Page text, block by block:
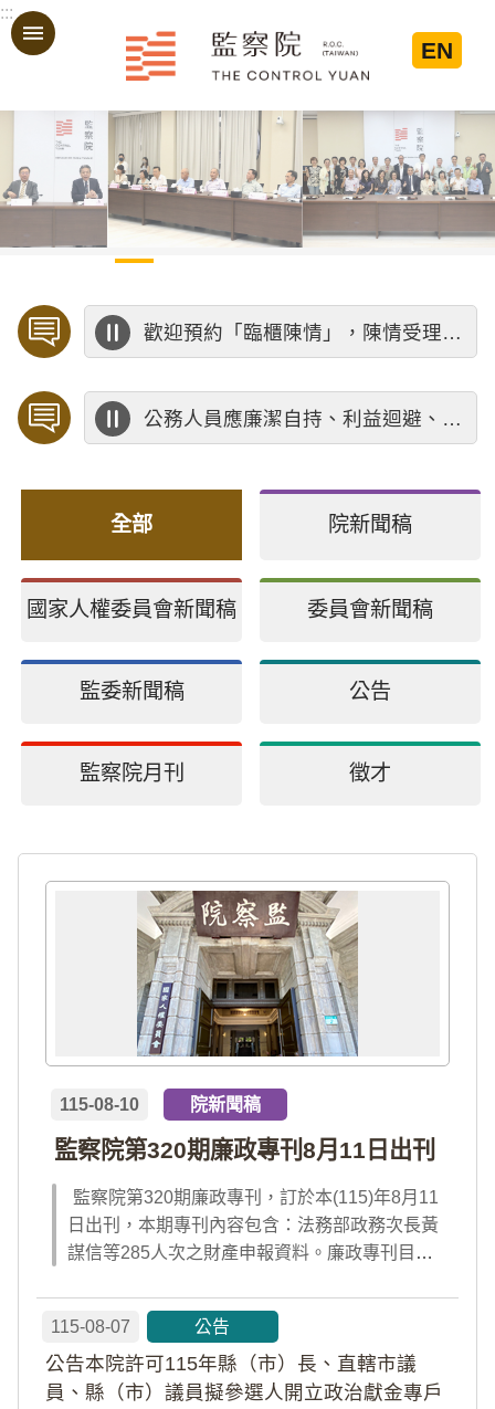
跳到主要內容區塊
:::
EN
歡迎預約「臨櫃陳情」，陳情受理中心將優先排定人員與您接談，釐清案情爭點後收案處理，以節省您的寶貴時間。
公務人員應廉潔自持、利益迴避、依法公正執行公務～考試院公務人員保障暨培訓委員會～
全部 院新聞稿
國家人權委員會新聞稿 委員會新聞稿
監委新聞稿 公告
監察院月刊 徵才
監察院第320期廉政專刊8月11日出刊
115-08-10 院新聞稿
監察院第320期廉政專刊，訂於本(115)年8月11
日出刊，本期專刊內容包含：法務部政務次長黃
謀信等285人次之財產申報資料。廉政專刊目次
網」查閱；專刊完整內容，請於出刊當日點選首
頁「公告園地」內「廉政專刊電子書」及「財產
申報公告資料」查閱。
115-08-07 公告
公告本院許可115年縣（市）長、直轄市議
員、縣（市）議員擬參選人開立政治獻金專戶